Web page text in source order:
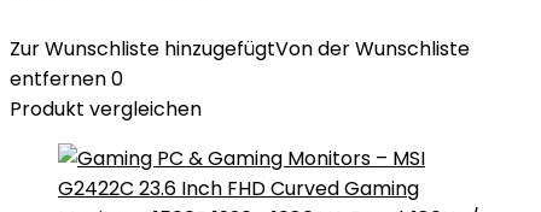
Zur Wunschliste hinzugefügtVon der Wunschliste
entfernen0
Produkt vergleichen